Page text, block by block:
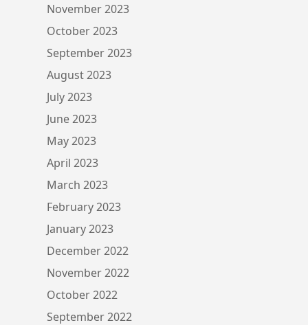
November 2023
October 2023
September 2023
August 2023
July 2023
June 2023
May 2023
April 2023
March 2023
February 2023
January 2023
December 2022
November 2022
October 2022
September 2022